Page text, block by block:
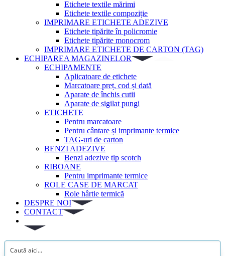
Etichete textile mărimi
Etichete textile compoziție
IMPRIMARE ETICHETE ADEZIVE
Etichete tipărite în policromie
Etichete tipărite monocrom
IMPRIMARE ETICHETE DE CARTON (TAG)
ECHIPAREA MAGAZINELOR
ECHIPAMENTE
Aplicatoare de etichete
Marcatoare preț, cod și dată
Aparate de închis cutii
Aparate de sigilat pungi
ETICHETE
Pentru marcatoare
Pentru cântare și imprimante termice
TAG-uri de carton
BENZI ADEZIVE
Benzi adezive tip scotch
RIBOANE
Pentru imprimante termice
ROLE CASE DE MARCAT
Role hârtie termică
DESPRE NOI
CONTACT